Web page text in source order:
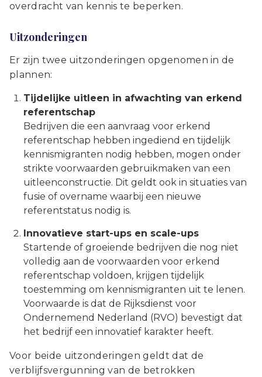
overdracht van kennis te beperken.
Uitzonderingen
Er zijn twee uitzonderingen opgenomen in de
plannen:
Tijdelijke uitleen in afwachting van erkend
referentschap
Bedrijven die een aanvraag voor erkend
referentschap hebben ingediend en tijdelijk
kennismigranten nodig hebben, mogen onder
strikte voorwaarden gebruikmaken van een
uitleenconstructie. Dit geldt ook in situaties van
fusie of overname waarbij een nieuwe
referentstatus nodig is.
Innovatieve start-ups en scale-ups
Startende of groeiende bedrijven die nog niet
volledig aan de voorwaarden voor erkend
referentschap voldoen, krijgen tijdelijk
toestemming om kennismigranten uit te lenen.
Voorwaarde is dat de Rijksdienst voor
Ondernemend Nederland (RVO) bevestigt dat
het bedrijf een innovatief karakter heeft.
Voor beide uitzonderingen geldt dat de
verblijfsvergunning van de betrokken